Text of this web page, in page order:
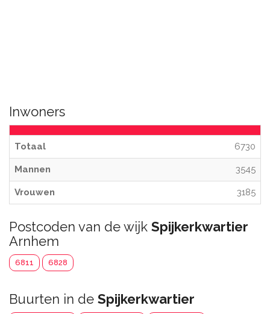
Inwoners
Totaal 6730
Mannen 3545
Vrouwen 3185
Postcoden van de wijk Spijkerkwartier
Arnhem
6811 6828
Buurten in de Spijkerkwartier